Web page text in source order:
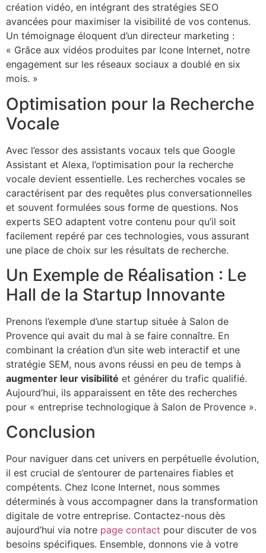
création vidéo, en intégrant des stratégies SEO
avancées pour maximiser la visibilité de vos contenus.
Un témoignage éloquent d’un directeur marketing :
« Grâce aux vidéos produites par Icone Internet, notre
engagement sur les réseaux sociaux a doublé en six
mois. »
Optimisation pour la Recherche
Vocale
Avec l’essor des assistants vocaux tels que Google
Assistant et Alexa, l’optimisation pour la recherche
vocale devient essentielle. Les recherches vocales se
caractérisent par des requêtes plus conversationnelles
et souvent formulées sous forme de questions. Nos
experts SEO adaptent votre contenu pour qu’il soit
facilement repéré par ces technologies, vous assurant
une place de choix sur les résultats de recherche.
Un Exemple de Réalisation : Le
Hall de la Startup Innovante
Prenons l’exemple d’une startup située à Salon de
Provence qui avait du mal à se faire connaître. En
combinant la création d’un site web interactif et une
stratégie SEM, nous avons réussi en peu de temps à
augmenter leur visibilité et générer du trafic qualifié.
Aujourd’hui, ils apparaissent en tête des recherches
pour « entreprise technologique à Salon de Provence ».
Conclusion
Pour naviguer dans cet univers en perpétuelle évolution,
il est crucial de s’entourer de partenaires fiables et
compétents. Chez Icone Internet, nous sommes
déterminés à vous accompagner dans la transformation
digitale de votre entreprise. Contactez-nous dès
aujourd’hui via notre page contact pour discuter de vos
besoins spécifiques. Ensemble, donnons vie à votre